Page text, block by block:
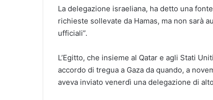
La delegazione israeliana, ha detto una
richieste sollevate da Hamas, ma non sarà
ufficiali”.
L’Egitto, che insieme al Qatar e agli Stati
accordo di tregua a Gaza da quando, a
aveva inviato venerdì una delegazione di